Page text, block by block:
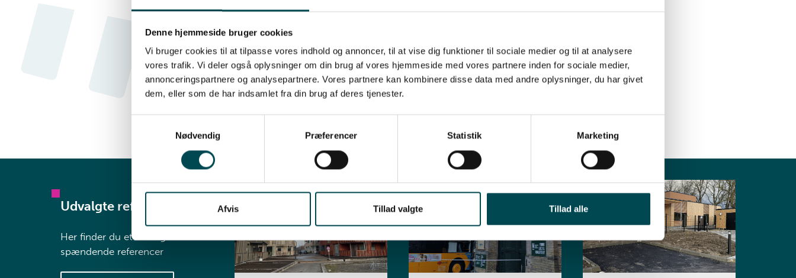
Denne hjemmeside bruger cookies
Vi bruger cookies til at tilpasse vores indhold og annoncer, til at vise dig funktioner til sociale medier og til at analysere
vores trafik. Vi deler også oplysninger om din brug af vores hjemmeside med vores partnere inden for sociale medier,
annonceringspartnere og analysepartnere. Vores partnere kan kombinere disse data med andre oplysninger, du har givet
dem, eller som de har indsamlet fra din brug af deres tjenester.
Nødvendig
Præferencer Statistik Marketing
Afvis Tillad valgte Tillad alle
Er du ved at starte et nyt projekt eller måske er
projektet allerede i gang?
Vi tilbyder altid et gratis og uforpligtende møde, hvor dine ønsker,
behov og forventninger bliver afstemt, så vores ydelser skræddersys til
netop dit projekt. Vi giver gerne et specificeret fast tilbud.
Udvalgte referencer
Her finder du et udvalg af vores
spændende referencer